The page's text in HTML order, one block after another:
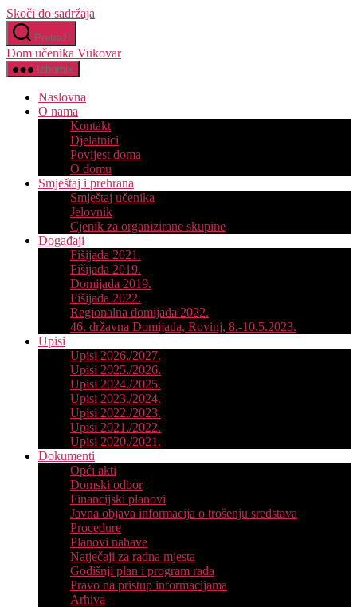
Skoči do sadržaja
Pretraži
Dom učenika Vukovar
Izbornik
Naslovna
O nama
Kontakt
Djelatnici
Povijest doma
O domu
Smještaj i prehrana
Smještaj učenika
Jelovnik
Cjenik za organizirane skupine
Događaji
Fišijada 2021.
Fišijada 2019.
Domijada 2019.
Fišijada 2022.
Regionalna domijada 2022.
46. državna Domijada, Rovinj, 8.-10.5.2023.
Upisi
Upisi 2026./2027.
Upisi 2025./2026.
Upisi 2024./2025.
Upisi 2023./2024.
Upisi 2022./2023.
Upisi 2021./2022.
Upisi 2020./2021.
Dokumenti
Opći akti
Domski odbor
Financijski planovi
Javna objava informacija o trošenju sredstava
Procedure
Planovi nabave
Natječaji za radna mjesta
Godišnji plan i program rada
Pravo na pristup informacijama
Arhiva